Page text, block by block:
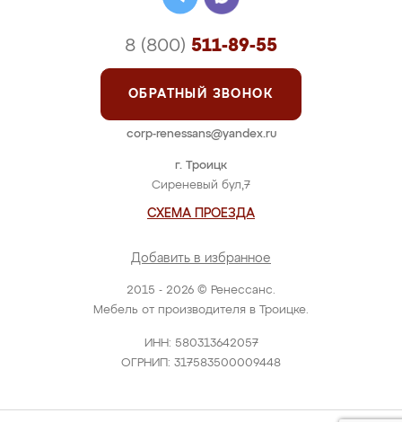
2015 - 2026 © Ренессанс.
Мебель от производителя в Троицке.
ИНН: 580313642057
ОГРНИП: 317583500009448
г. Троицк
Сиреневый бул,7
СХЕМА ПРОЕЗДА
Добавить в избранное
8 (800) 511-89-55
ОБРАТНЫЙ ЗВОНОК
corp-renessans@yandex.ru